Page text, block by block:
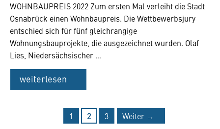
WOHNBAUPREIS 2022 Zum ersten Mal verleiht die Stadt
Osnabrück einen Wohnbaupreis. Die Wettbewerbsjury
entschied sich für fünf gleichrangige
Wohnungsbauprojekte, die ausgezeichnet wurden. Olaf
Lies, Niedersächsischer …
weiterlesen
Seite
1 Seite
2 Seite
3 Weiter →